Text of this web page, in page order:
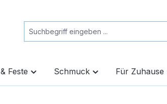
Feste Schmuck Für Zuhause